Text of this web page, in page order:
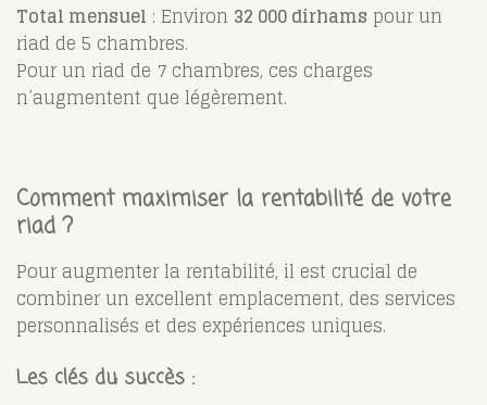
Total mensuel : Environ 32 000 dirhams pour un
riad de 5 chambres.
Pour un riad de 7 chambres, ces charges
n’augmentent que légèrement.
Comment maximiser la rentabilité de votre
riad ?
Pour augmenter la rentabilité, il est crucial de
combiner un excellent emplacement, des services
personnalisés et des expériences uniques.
Les clés du succès :